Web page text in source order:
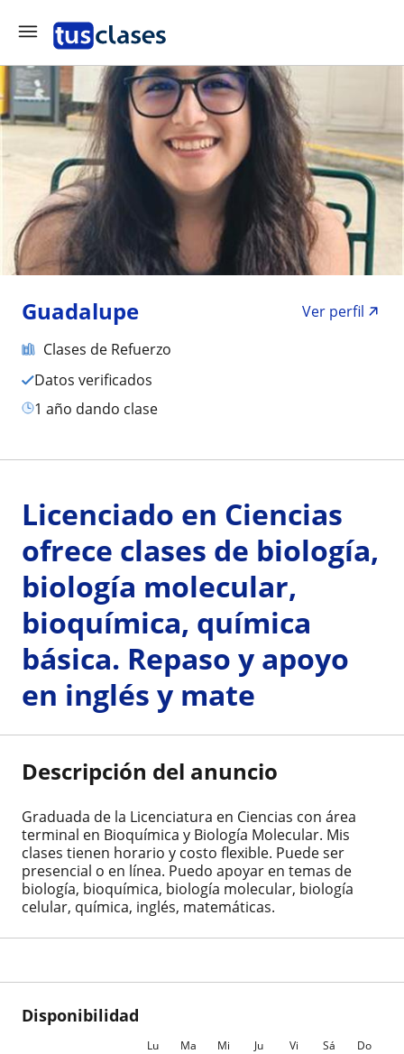
Guadalupe
Ver perfil
Clases de Refuerzo
Datos verificados
1 año dando clase
Disponibilidad
Lu Ma Mi Ju Vi Sá Do
Licenciado en Ciencias
ofrece clases de biología,
biología molecular,
bioquímica, química
básica. Repaso y apoyo
en inglés y mate
Descripción del anuncio
Graduada de la Licenciatura en Ciencias con área
terminal en Bioquímica y Biología Molecular. Mis
clases tienen horario y costo flexible. Puede ser
presencial o en línea. Puedo apoyar en temas de
biología, bioquímica, biología molecular, biología
celular, química, inglés, matemáticas.